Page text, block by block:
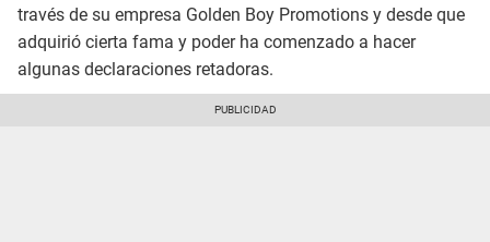
través de su empresa Golden Boy Promotions y desde que
adquirió cierta fama y poder ha comenzado a hacer
algunas declaraciones retadoras.